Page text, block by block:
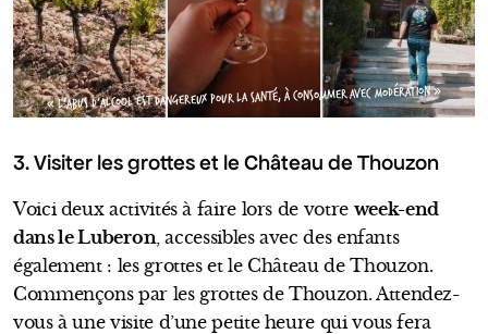
« L’ABUS D’ALCOOL EST DANGEREUX POUR LA SANTÉ, À CONSOMMER AVEC MODÉRATION »
3. Visiter les grottes et le Château de Thouzon
Voici deux activités à faire lors de votre week-end
dans le Luberon , accessibles avec des enfants
également : les grottes et le Château de Thouzon.
Commençons par les grottes de Thouzon. Attendez-
vous à une visite d’une petite heure qui vous fera